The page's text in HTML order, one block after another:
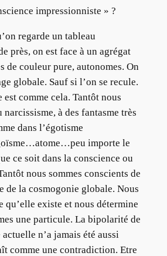
impressionniste » ?
regarde un tableau
près, on est face à un agrégat
de couleur pure, autonomes. On
globale. Sauf si l’on se recule.
comme cela. Tantôt nous
narcissisme, à des fantasme très
dans l’égotisme
importe le
ce soit dans la conscience ou
nous sommes conscients de
de la cosmogonie globale. Nous
qu’elle existe et nous détermine
une particule. La bipolarité de
n’a jamais été aussi
comme une contradiction. Etre